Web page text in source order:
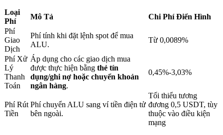
Khóa BTR
Đầu tư độc quyền cho người nắm giữ BTR
Loại
Phí
Mô Tả
Chi Phí Điển Hình
Phí
Giao
Dịch
Phí tính khi đặt lệnh spot để mua
ALU.
Từ 0,0089%
Phí Xử
Lý
Thanh
Toán
Áp dụng cho các giao dịch mua
được thực hiện bằng thẻ tín
dụng/ghi nợ hoặc chuyển khoản
ngân hàng.
0,45%-3,03%
Phí Rút
Tiền
Phí chuyển ALU sang ví tiền điện tử
bên ngoài.
Tối thiểu tương
đương 0,5 USDT, tùy
thuộc vào điều kiện
mạng